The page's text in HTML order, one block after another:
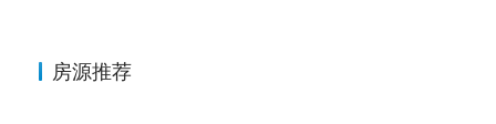
房源推荐